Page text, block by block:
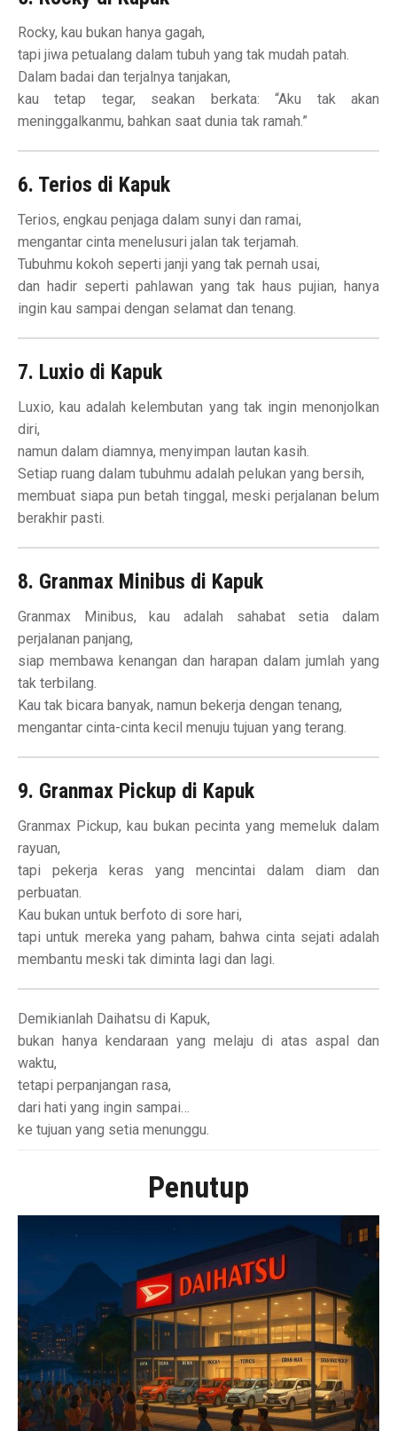
Rocky, kau bukan hanya gagah,
tapi jiwa petualang dalam tubuh yang tak mudah patah.
Dalam badai dan terjalnya tanjakan,
kau tetap tegar, seakan berkata: “Aku tak akan
meninggalkanmu, bahkan saat dunia tak ramah.”
6. Terios di Kapuk
Terios, engkau penjaga dalam sunyi dan ramai,
mengantar cinta menelusuri jalan tak terjamah.
Tubuhmu kokoh seperti janji yang tak pernah usai,
dan hadir seperti pahlawan yang tak haus pujian, hanya
ingin kau sampai dengan selamat dan tenang.
7. Luxio di Kapuk
Luxio, kau adalah kelembutan yang tak ingin menonjolkan
diri,
namun dalam diamnya, menyimpan lautan kasih.
Setiap ruang dalam tubuhmu adalah pelukan yang bersih,
membuat siapa pun betah tinggal, meski perjalanan belum
berakhir pasti.
8. Granmax Minibus di Kapuk
Granmax Minibus, kau adalah sahabat setia dalam
perjalanan panjang,
siap membawa kenangan dan harapan dalam jumlah yang
tak terbilang.
Kau tak bicara banyak, namun bekerja dengan tenang,
mengantar cinta-cinta kecil menuju tujuan yang terang.
9. Granmax Pickup di Kapuk
Granmax Pickup, kau bukan pecinta yang memeluk dalam
rayuan,
tapi pekerja keras yang mencintai dalam diam dan
perbuatan.
Kau bukan untuk berfoto di sore hari,
tapi untuk mereka yang paham, bahwa cinta sejati adalah
membantu meski tak diminta lagi dan lagi.
Demikianlah Daihatsu di Kapuk,
bukan hanya kendaraan yang melaju di atas aspal dan
waktu,
tetapi perpanjangan rasa,
dari hati yang ingin sampai…
ke tujuan yang setia menunggu.
Penutup